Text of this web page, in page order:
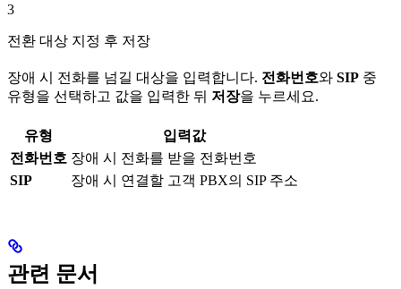
3
전환 대상 지정 후 저장
장애 시 전화를 넘길 대상을 입력합니다. 전화번호와 SIP 중
유형을 선택하고 값을 입력한 뒤 저장을 누르세요.
유형
입력값
전화번호 장애 시 전화를 받을 전화번호
SIP
장애 시 연결할 고객 PBX의 SIP 주소
관련 문서